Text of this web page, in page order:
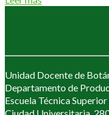
Unidad Docente de
Departamento de
Escuela Técnica